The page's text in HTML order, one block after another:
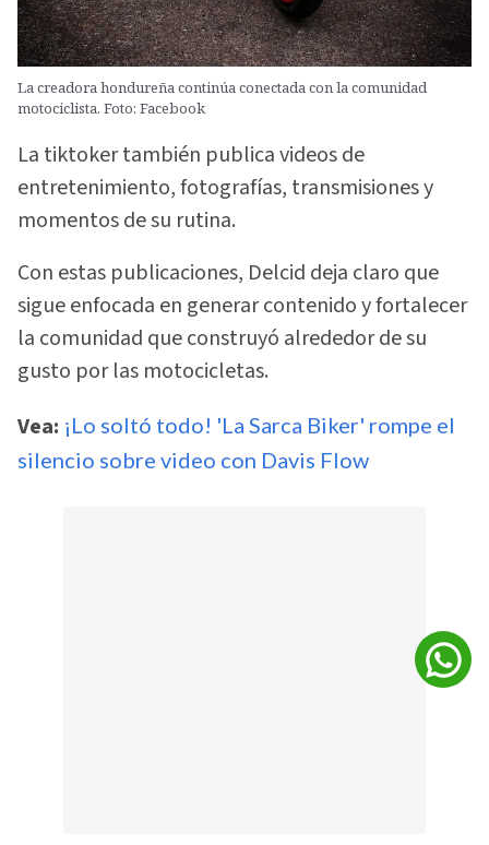
La creadora hondureña continúa conectada con la comunidad
motociclista. Foto: Facebook
La tiktoker también publica videos de
entretenimiento, fotografías, transmisiones y
momentos de su rutina.
Con estas publicaciones, Delcid deja claro que
sigue enfocada en generar contenido y fortalecer
la comunidad que construyó alrededor de su
gusto por las motocicletas.
Vea: ¡Lo soltó todo! 'La Sarca Biker' rompe el
silencio sobre video con Davis Flow